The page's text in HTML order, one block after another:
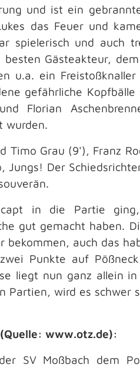
und ist ein
das Feuer und
spielerisch und auch
Gästeakteur, dem
u.a. ein
gefährliche
Florian
Timo Grau (9'), Franz
Jungs! Der
in die Partie ging,
gut gemacht haben.
auch das
Punkte auf
liegt nun ganz allein
wird es schwer
www.otz.de):
SV Moßbach dem